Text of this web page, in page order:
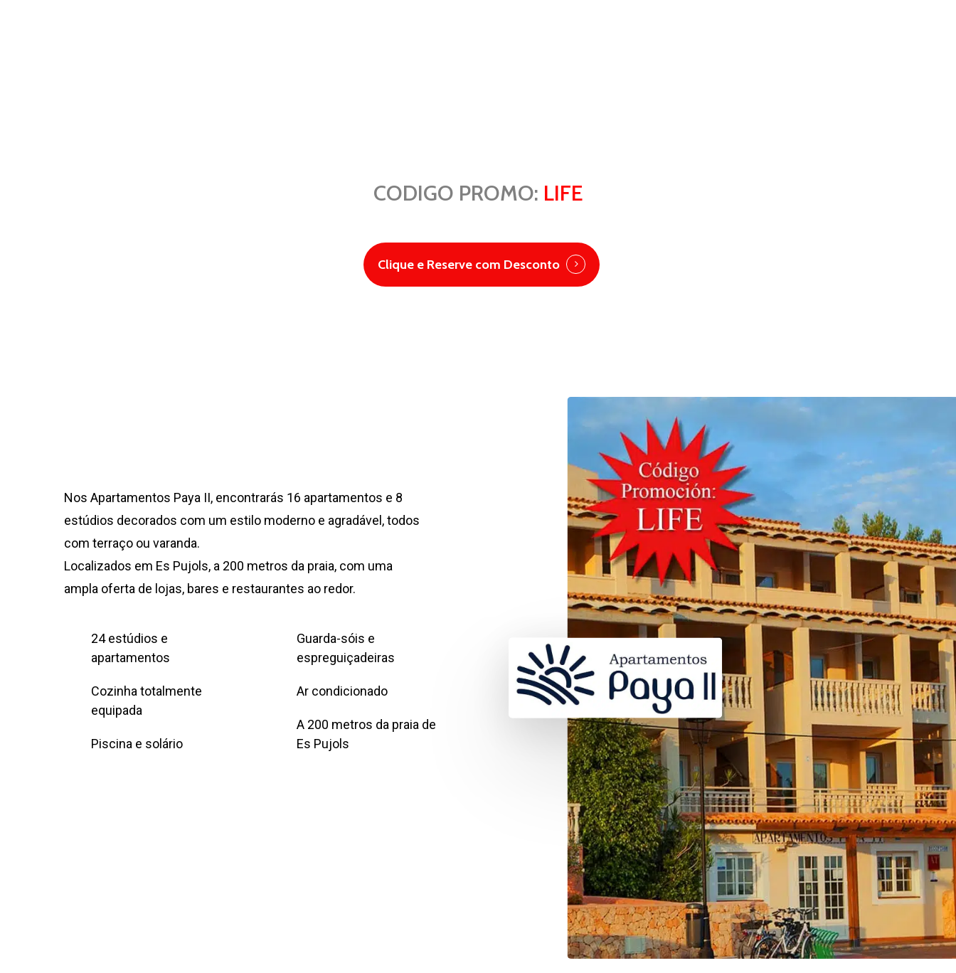
CODIGO PROMO: LIFE
Clique e Reserve com Desconto
Nos Apartamentos Paya II, encontrarás 16 apartamentos e 8
estúdios decorados com um estilo moderno e agradável, todos
com terraço ou varanda.
Localizados em Es Pujols, a 200 metros da praia, com uma
ampla oferta de lojas, bares e restaurantes ao redor.
24 estúdios e
apartamentos
Cozinha totalmente
equipada
Piscina e solário
Guarda-sóis e
espreguiçadeiras
Ar condicionado
A 200 metros da praia de
Es Pujols